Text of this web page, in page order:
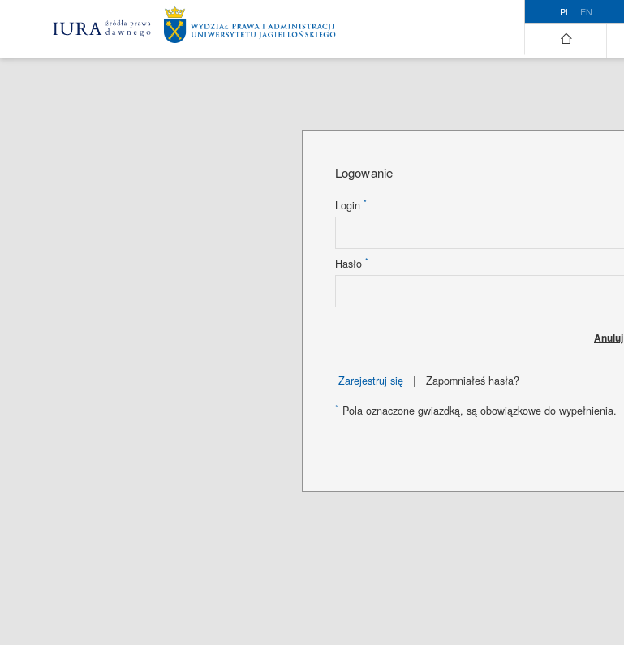
PL EN
Logowanie
Login *
Hasło *
Anuluj
Zarejestruj się | Zapomniałeś hasła?
* Pola oznaczone gwiazdką, są obowiązkowe do wypełnienia.